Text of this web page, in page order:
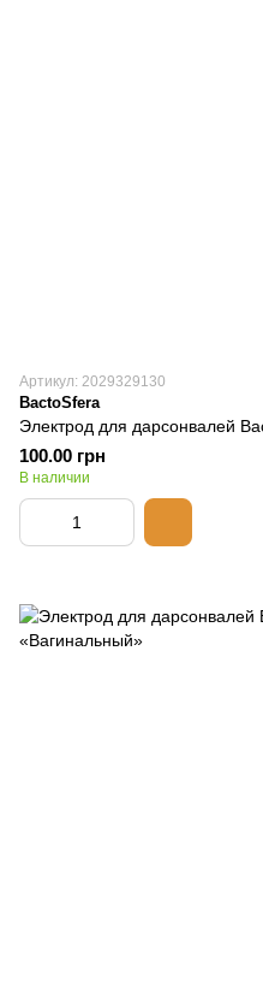
Артикул: 2029329130
BactoSfera
Электрод для дарсонвалей
100.00 грн
В наличии